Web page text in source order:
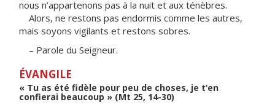
nous n’appartenons pas à la nuit et aux ténèbres.
Alors, ne restons pas endormis comme les autres,
mais soyons vigilants et restons sobres.
– Parole du Seigneur.
ÉVANGILE
« Tu as été fidèle pour peu de choses, je t’en
confierai beaucoup » (Mt 25, 14-30)